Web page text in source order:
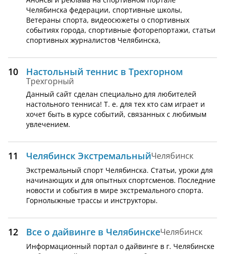
Челябинска федерации, спортивные школы,
Ветераны спорта, видеосюжеты о спортивных
событиях города, спортивные фоторепортажи, статьи
спортивных журналистов Челябинска,
10 Настольный теннис в Трехгорном
Трехгорный
Данный сайт сделан специально для любителей
настольного тенниса! Т. е. для тех кто сам играет и
хочет быть в курсе событий, связанных с любимым
увлечением.
11 Челябинск ЭкстремальныйЧелябинск
Экстремальный спорт Челябинска. Статьи, уроки для
начинающих и для опытных спортсменов. Последние
новости и события в мире экстремального спорта.
Горнолыжные трассы и инструкторы.
12 Все о дайвинге в ЧелябинскеЧелябинск
Информационный портал о дайвинге в г. Челябинске